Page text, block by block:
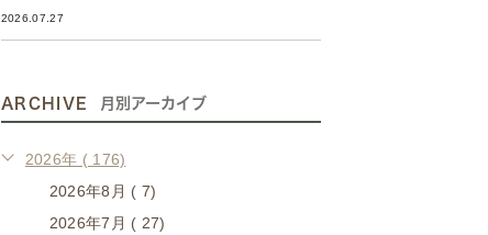
2026.07.27
ARCHIVE 月別アーカイブ
2026年 ( 176)
2026年8月 ( 7)
2026年7月 ( 27)